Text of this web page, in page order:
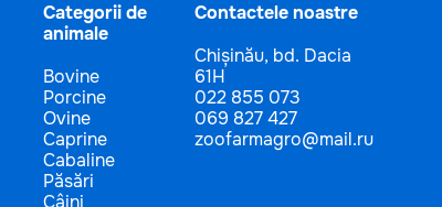
Categorii de
animale
Bovine
Porcine
Ovine
Caprine
Cabaline
Păsări
Câini
Contactele noastre
Chișinău, bd. Dacia
61H
022 855 073
069 827 427
zoofarmagro@mail.ru